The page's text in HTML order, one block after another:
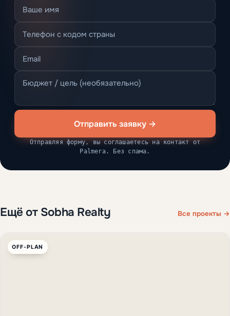
Отправить заявку →
Отправляя форму, вы соглашаетесь на контакт от
Palmera. Без спама.
Ещё от Sobha Realty Все проекты →
OFF-PLAN